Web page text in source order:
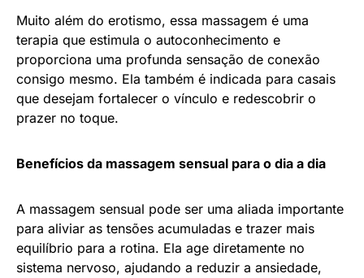
Muito além do erotismo, essa massagem é uma
terapia que estimula o autoconhecimento e
proporciona uma profunda sensação de conexão
consigo mesmo. Ela também é indicada para casais
que desejam fortalecer o vínculo e redescobrir o
prazer no toque.
Benefícios da massagem sensual para o dia a dia
A massagem sensual pode ser uma aliada importante
para aliviar as tensões acumuladas e trazer mais
equilíbrio para a rotina. Ela age diretamente no
sistema nervoso, ajudando a reduzir a ansiedade,